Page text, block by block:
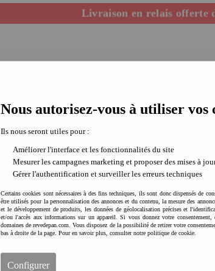
Livraison en relais offerte
LOISIRS CREATIFS
Rêve
Rêve de
des activités
marque met
proposés
Nous autorisez-vous à utiliser vos
Ils nous seront utiles pour :
Améliorer l'interface et les fonctionnalités du site
Mesurer les campagnes marketing et proposer des mises à
Gérer l'authentification et surveiller les erreurs techniques
Certains cookies sont nécessaires à des fins techniques, ils sont donc dispensés de
être utilisés pour la personnalisation des annonces et du contenu, la mesure des
et le développement de produits, les données de géolocalisation précises et
et/ou l'accès aux informations sur un appareil. Si vous donnez votre consentement,
domaines de revedepan.com. Vous disposez de la possibilité de retirer votre
bas à droite de la page. Pour en savoir plus, consulter notre politique de cookie.
Configurer